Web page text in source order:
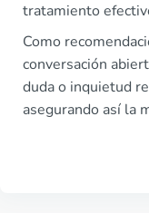
tratamiento
Como
conversación
duda o inquietud
asegurando así la